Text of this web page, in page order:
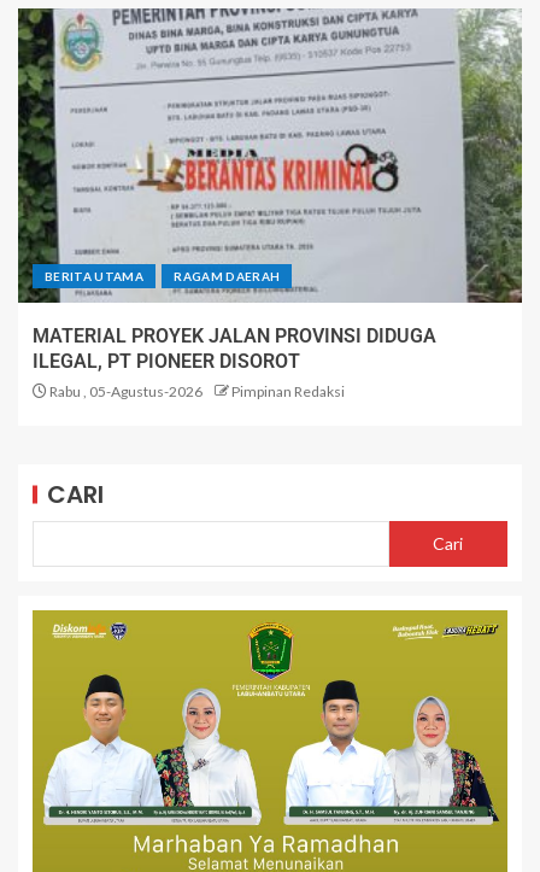
BERITA UTAMA RAGAM DAERAH
MATERIAL PROYEK JALAN PROVINSI DIDUGA
ILEGAL, PT PIONEER DISOROT
Rabu , 05-Agustus-2026 Pimpinan Redaksi
CARI
Cari